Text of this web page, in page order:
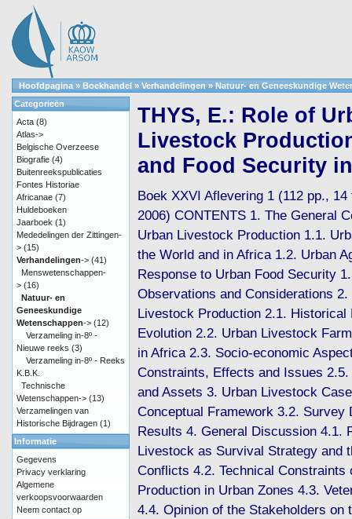
Hoofdpagina » Boekhandel » Verhandelingen » Natuur- en Geneeskundige
THYS, E.: Role of
Livestock
and Food Security
Boek XXVI Aflevering 1 (112 pp.,
2006) CONTENTS 1. The General
Urban Livestock Production 1.1.
the World and in Africa 1.2. Urban
Response to Urban Food Security
Observations and Considerations 2.
Livestock Production 2.1. Historical
Evolution 2.2. Urban Livestock
in Africa 2.3. Socio-economic
Constraints, Effects and Issues
and Assets 3. Urban Livestock
Conceptual Framework 3.2. Survey
Results 4. General Discussion 4.1.
Livestock as Survival Strategy and
Conflicts 4.2. Technical Constraints
Production in Urban Zones 4.3.
4.4. Opinion of the Stakeholders
Categorieën
Acta (8)
Atlas->
Belgische Overzeese
Biografie (4)
Buitenreekspublicaties
Fontes Historiae
Africanae (7)
Huldeboeken
Jaarboek (1)
Mededelingen der Zittingen-
> (15)
Verhandelingen-> (41)
Menswetenschappen-
> (16)
Natuur- en
Geneeskundige
Wetenschappen-> (12)
Verzameling in-8º -
Nieuwe reeks (3)
Verzameling in-8º - Reeks
K.B.K.
Technische
Wetenschappen-> (13)
Verzamelingen van
Historische Bijdragen (1)
Informatie
Gegevens
Privacy verklaring
Algemene
verkoopsvoorwaarden
Neem contact op